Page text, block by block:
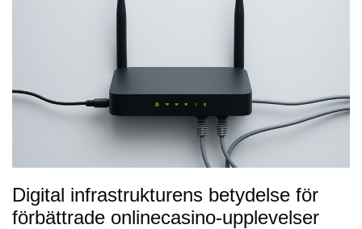
Digital infrastrukturens betydelse för
förbättrade onlinecasino-upplevelser